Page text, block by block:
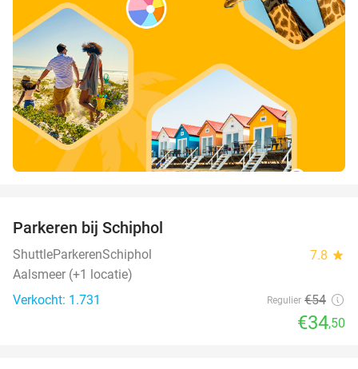
Parkeren bij Schiphol
ShuttleParkerenSchiphol 7.8 star
Aalsmeer (+1 locatie)
Verkocht: 1.731
Regulier €54
€34,50